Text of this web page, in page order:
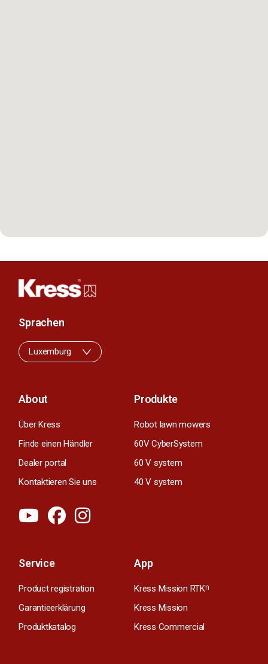
About
Über Kress
Finde einen Händler
Dealer portal
Kontaktieren Sie uns
Produkte
Robot lawn mowers
60V CyberSystem
60 V system
40 V system
Service
Product registration
Garantieerklärung
Produktkatalog
App
Kress Mission RTKn
Kress Mission
Kress Commercial
Sprachen
Luxemburg